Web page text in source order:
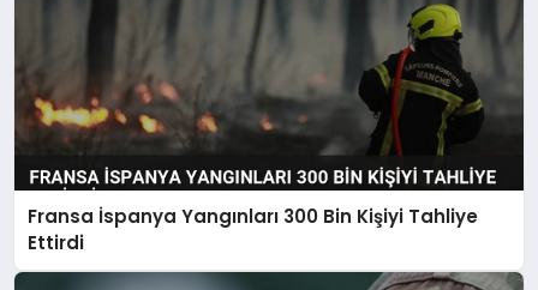
Fransa İspanya Yangınları 300 Bin Kişiyi Tahliye
Ettirdi